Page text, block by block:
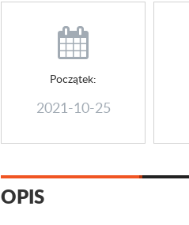
Początek:
2021-10-25
OPIS